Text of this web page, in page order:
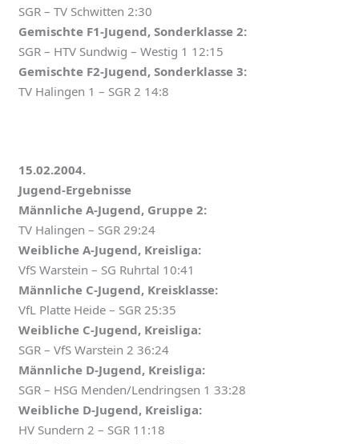
SGR – TV Schwitten 2:30
Gemischte F1-Jugend, Sonderklasse 2:
SGR – HTV Sundwig – Westig 1 12:15
Gemischte F2-Jugend, Sonderklasse 3:
TV Halingen 1 – SGR 2 14:8
15.02.2004.
Jugend-Ergebnisse
Männliche A-Jugend, Gruppe 2:
TV Halingen – SGR 29:24
Weibliche A-Jugend, Kreisliga:
VfS Warstein – SG Ruhrtal 10:41
Männliche C-Jugend, Kreisklasse:
VfL Platte Heide – SGR 25:35
Weibliche C-Jugend, Kreisliga:
SGR – VfS Warstein 2 36:24
Männliche D-Jugend, Kreisliga:
SGR – HSG Menden/Lendringsen 1 33:28
Weibliche D-Jugend, Kreisliga:
HV Sundern 2 – SGR 11:18